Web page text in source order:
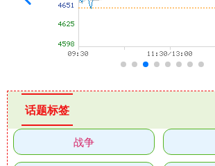
话题标签
战争